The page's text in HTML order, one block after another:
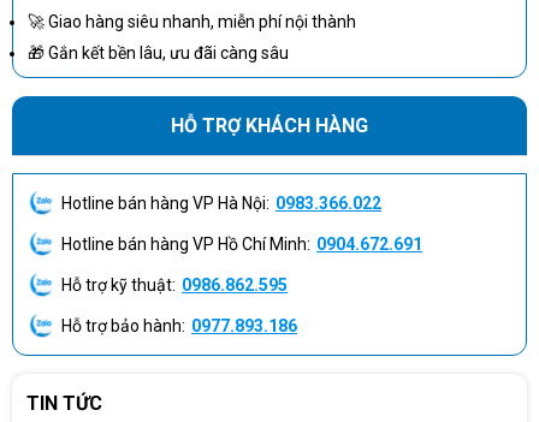
Batteries & Runtime Estimates
Battery Volt-
Amp-Hour
Capacity
1599
10 min
Full Load
Runtime
General
Dimensions 173 x 438 x 710 mm
🚀 Giao hàng siêu nhanh, miễn phí nội thành
🎁 Gắn kết bền lâu, ưu đãi càng sâu
HỖ TRỢ KHÁCH HÀNG
Hotline bán hàng VP Hà Nội: 0983.366.022
Hotline bán hàng VP Hồ Chí Minh: 0904.672.691
Hỗ trợ kỹ thuật: 0986.862.595
Hỗ trợ bảo hành: 0977.893.186
TIN TỨC